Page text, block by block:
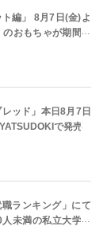
編」 8月7日(金)よ
おもちゃが期間限
ッド」本日8月7日
で発売
ランキング」にて
未満の私立大学で
26.5%（前年比＋